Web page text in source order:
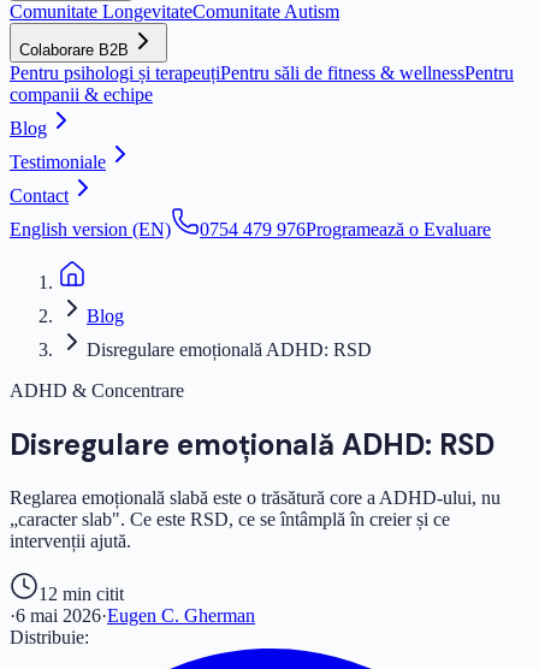
Comunitate LongevitateComunitate Autism
Colaborare B2B
Pentru psihologi și terapeuțiPentru săli de fitness & wellnessPentru
companii & echipe
Blog
Testimoniale
Contact
English version (EN)
0754 479 976Programează o Evaluare
Blog
Disregulare emoțională ADHD: RSD
ADHD & Concentrare
Disregulare emoțională ADHD: RSD
Reglarea emoțională slabă este o trăsătură core a ADHD-ului, nu
„caracter slab". Ce este RSD, ce se întâmplă în creier și ce
intervenții ajută.
12 min citit
·6 mai 2026·Eugen C. Gherman
Distribuie: